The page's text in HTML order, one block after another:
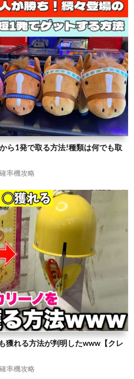
ら1発で取る方法!種類は何でも取
率機攻略
獲れる方法が判明したwww【クレ
率機攻略